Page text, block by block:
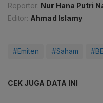
Reporter: Nur Hana Putri
Editor: Ahmad Islamy
#Emiten #Saham
CEK JUGA DATA INI